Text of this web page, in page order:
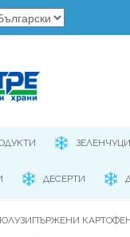
ЗЕЛЕНЧУЦИ
ДЕСЕРТИ